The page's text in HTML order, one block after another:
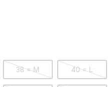
38 = M 40 = L